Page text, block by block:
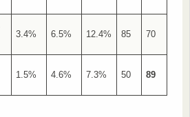
3.4% 6.5% 12.4% 85 70
1.5% 4.6% 7.3% 50 89